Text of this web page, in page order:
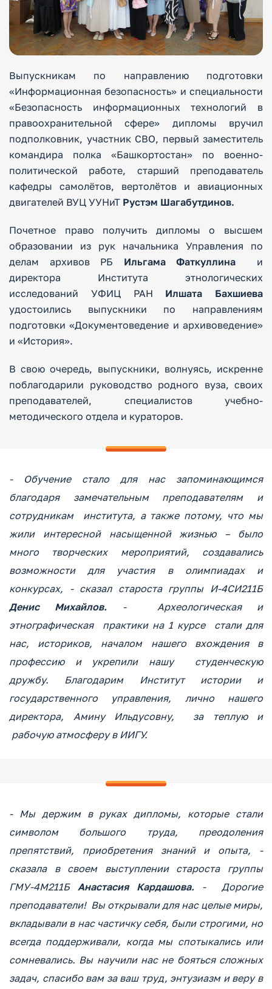
Выпускникам по направлению подготовки
«Информационная безопасность» и специальности
«Безопасность информационных технологий в
правоохранительной сфере» дипломы вручил
подполковник, участник СВО, первый заместитель
командира полка «Башкортостан» по военно-
политической работе, старший преподаватель
кафедры самолётов, вертолётов и авиационных
двигателей ВУЦ УУНиТ Рустэм Шагабутдинов.
Почетное право получить дипломы о высшем
образовании из рук начальника Управления по
делам архивов РБ Ильгама Фаткуллина и
директора Института этнологических
исследований УФИЦ РАН Илшата Бахшиева
удостоились выпускники по направлениям
подготовки «Документоведение и архивоведение»
и «История».
В свою очередь, выпускники, волнуясь, искренне
поблагодарили руководство родного вуза, своих
преподавателей, специалистов учебно-
методического отдела и кураторов.
- Обучение стало для нас запоминающимся
благодаря замечательным преподавателям и
сотрудникам института, а также потому, что мы
жили интересной насыщенной жизнью – было
много творческих мероприятий, создавались
возможности для участия в олимпиадах и
конкурсах, - сказал староста группы И-4СИ211Б
Денис Михайлов. - Археологическая и
этнографическая практики на 1 курсе стали для
нас, историков, началом нашего вхождения в
профессию и укрепили нашу студенческую
дружбу. Благодарим Институт истории и
государственного управления, лично нашего
директора, Амину Ильдусовну, за теплую и
рабочую атмосферу в ИИГУ.
- Мы держим в руках дипломы, которые стали
символом большого труда, преодоления
препятствий, приобретения знаний и опыта, -
сказала в своем выступлении староста группы
ГМУ-4М211Б Анастасия Кардашова. - Дорогие
преподаватели! Вы открывали для нас целые миры,
вкладывали в нас частичку себя, были строгими, но
всегда поддерживали, когда мы спотыкались или
сомневались. Вы научили нас не бояться сложных
задач, спасибо вам за ваш труд, энтузиазм и веру в